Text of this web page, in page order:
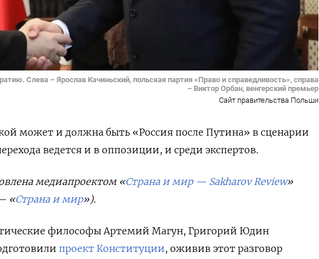
Слева – Ярослав Качиньский, польская партия «Право и справедливость», справа
– Виктор Орбан, венгерский премьер
Сайт правительства Польши
может и должна быть «Россия после Путина» в сценарии
ведется и в оппозиции, и среди экспертов.
медиапроектом «Страна и мир — Sakharov Review»
«Страна и мир»).
философы Артемий Магун, Григорий Юдин
проект Конституции, оживив этот разговор